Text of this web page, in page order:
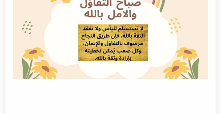
حكم عن التفاؤل والثقة بالله
إيجابية عبارات التفاؤل والثقة بالله
خواطر عن الأمل بالله